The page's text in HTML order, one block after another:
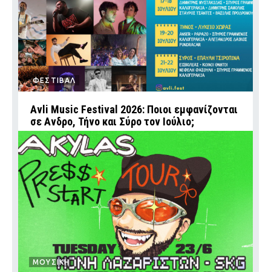
ΦΕΣΤΙΒΑΛ
Avli Music Festival 2026: Ποιοι εμφανίζονται
σε Ανδρο, Τήνο και Σύρο τον Ιούλιο;
ΜΟΥΣΙΚΗ